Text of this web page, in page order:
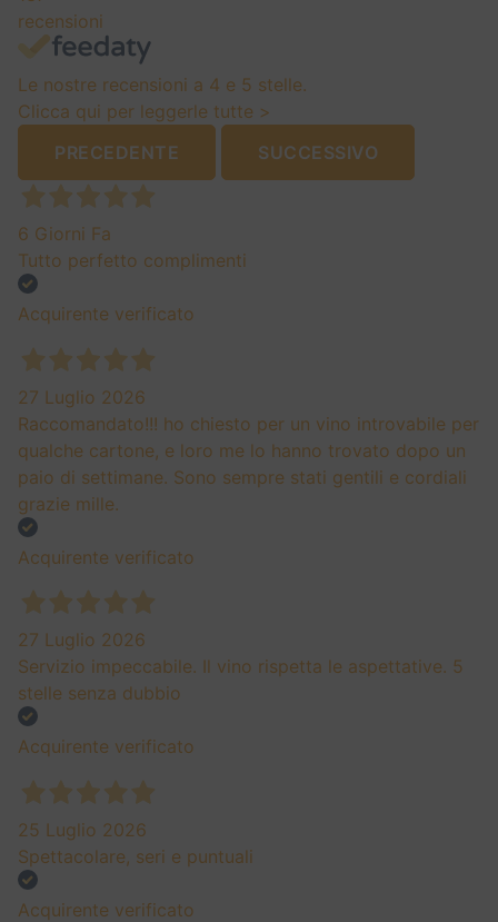
recensioni
Le nostre recensioni a 4 e 5 stelle.
Clicca qui per leggerle tutte >
PRECEDENTE
SUCCESSIVO
6 Giorni Fa
Tutto perfetto complimenti
Acquirente verificato
27 Luglio 2026
Raccomandato!!! ho chiesto per un vino introvabile per
qualche cartone, e loro me lo hanno trovato dopo un
paio di settimane. Sono sempre stati gentili e cordiali
grazie mille.
Acquirente verificato
27 Luglio 2026
Servizio impeccabile. Il vino rispetta le aspettative. 5
stelle senza dubbio
Acquirente verificato
25 Luglio 2026
Spettacolare, seri e puntuali
Acquirente verificato